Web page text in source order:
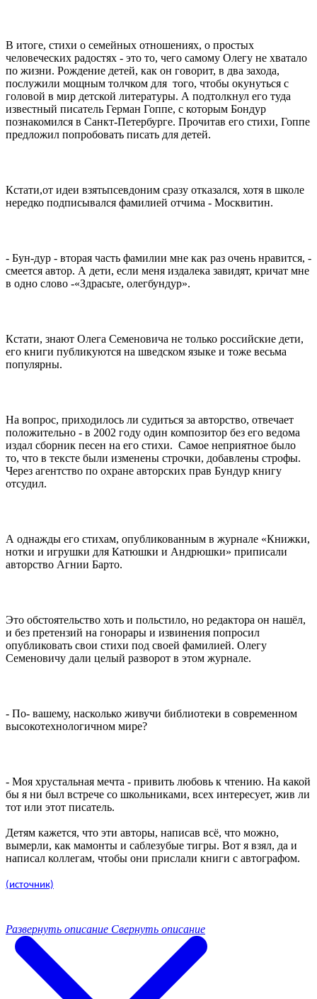
В итоге, стихи о семейных отношениях, о простых
человеческих радостях - это то, чего самому Олегу не хватало
по жизни. Рождение детей, как он говорит, в два захода,
послужили мощным толчком для того, чтобы окунуться с
головой в мир детской литературы. А подтолкнул его туда
известный писатель Герман Гоппе, с которым Бондур
познакомился в Санкт-Петербурге. Прочитав его стихи, Гоппе
предложил попробовать писать для детей.
Кстати,от идеи взятьпсевдоним сразу отказался, хотя в школе
нередко подписывался фамилией отчима - Москвитин.
- Бун-дур - вторая часть фамилии мне как раз очень нравится, -
смеется автор. А дети, если меня издалека завидят, кричат мне
в одно слово -«Здрасьте, олегбундур».
Кстати, знают Олега Семеновича не только российские дети,
его книги публикуются на шведском языке и тоже весьма
популярны.
На вопрос, приходилось ли судиться за авторство, отвечает
положительно - в 2002 году один композитор без его ведома
издал сборник песен на его стихи. Самое неприятное было
то, что в тексте были изменены строчки, добавлены строфы.
Через агентство по охране авторских прав Бундур книгу
отсудил.
А однажды его стихам, опубликованным в журнале «Книжки,
нотки и игрушки для Катюшки и Андрюшки» приписали
авторство Агнии Барто.
Это обстоятельство хоть и польстило, но редактора он нашёл,
и без претензий на гонорары и извинения попросил
опубликовать свои стихи под своей фамилией. Олегу
Семеновичу дали целый разворот в этом журнале.
- По- вашему, насколько живучи библиотеки в современном
высокотехнологичном мире?
- Моя хрустальная мечта - привить любовь к чтению. На какой
бы я ни был встрече со школьниками, всех интересует, жив ли
тот или этот писатель.
Детям кажется, что эти авторы, написав всё, что можно,
вымерли, как мамонты и саблезубые тигры. Вот я взял, да и
написал коллегам, чтобы они прислали книги с автографом.
(источник)
Развернуть описание Свернуть описание